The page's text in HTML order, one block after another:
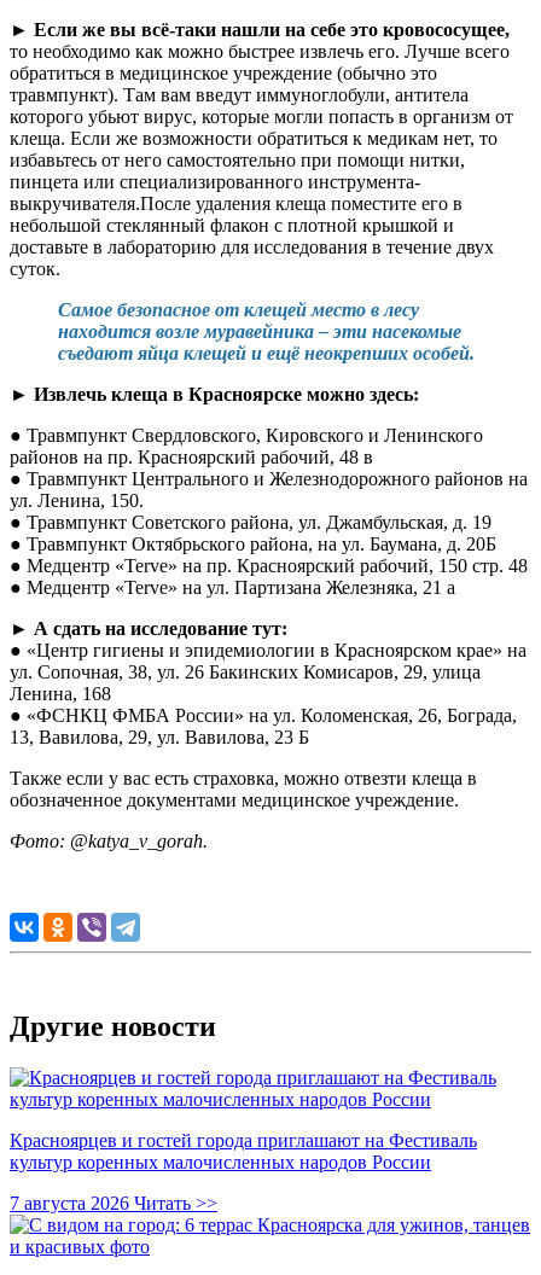
► Если же вы всё-таки нашли на себе это кровососущее,
то необходимо как можно быстрее извлечь его. Лучше всего
обратиться в медицинское учреждение (обычно это
травмпункт). Там вам введут иммуноглобули, антитела
которого убьют вирус, которые могли попасть в организм от
клеща. Если же возможности обратиться к медикам нет, то
избавьтесь от него самостоятельно при помощи нитки,
пинцета или специализированного инструмента-
выкручивателя.После удаления клеща поместите его в
небольшой стеклянный флакон с плотной крышкой и
доставьте в лабораторию для исследования в течение двух
суток.
Самое безопасное от клещей место в лесу
находится возле муравейника – эти насекомые
съедают яйца клещей и ещё неокрепших особей.
► Извлечь клеща в Красноярске можно здесь:
● Травмпункт Свердловского, Кировского и Ленинского
районов на пр. Красноярский рабочий, 48 в
● Травмпункт Центрального и Железнодорожного районов на
ул. Ленина, 150.
● Травмпункт Советского района, ул. Джамбульская, д. 19
● Травмпункт Октябрьского района, на ул. Баумана, д. 20Б
● Медцентр «Terve» на пр. Красноярский рабочий, 150 стр. 48
● Медцентр «Terve» на ул. Партизана Железняка, 21 а
► А сдать на исследование тут:
● «Центр гигиены и эпидемиологии в Красноярском крае» на
ул. Сопочная, 38, ул. 26 Бакинских Комисаров, 29, улица
Ленина, 168
● «ФСНКЦ ФМБА России» на ул. Коломенская, 26, Бограда,
13, Вавилова, 29, ул. Вавилова, 23 Б
Также если у вас есть страховка, можно отвезти клеща в
обозначенное документами медицинское учреждение.
Фото: @katya_v_gorah.
Другие новости
Красноярцев и гостей города приглашают на Фестиваль
культур коренных малочисленных народов России
7 августа 2026 Читать >>